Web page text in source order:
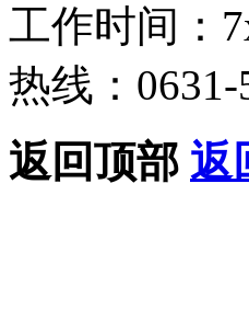
工作时间：
热线：0631-
返回顶部 返